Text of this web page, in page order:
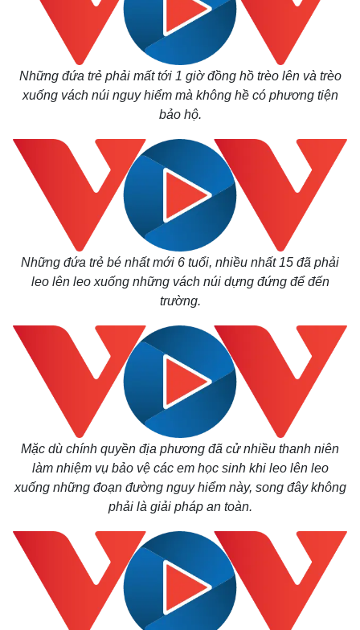
Thế giới
Hồ sơ
Multimedia
Video
E-Magazine
Infographic
Những đứa trẻ phải mất tới 1 giờ đồng hồ trèo lên và trèo
xuống vách núi nguy hiểm mà không hề có phương tiện
bảo hộ.
Những đứa trẻ bé nhất mới 6 tuổi, nhiều nhất 15 đã phải
leo lên leo xuống những vách núi dựng đứng để đến
trường.
Mặc dù chính quyền địa phương đã cử nhiều thanh niên
làm nhiệm vụ bảo vệ các em học sinh khi leo lên leo
xuống những đoạn đường nguy hiểm này, song đây không
phải là giải pháp an toàn.